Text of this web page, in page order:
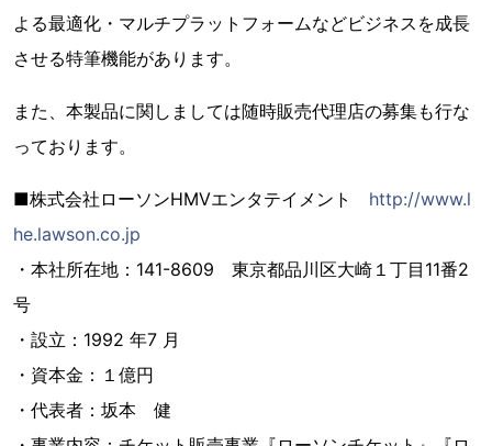
よる最適化・マルチプラットフォームなどビジネスを成長
させる特筆機能があります。
また、本製品に関しましては随時販売代理店の募集も行な
っております。
■株式会社ローソンHMVエンタテイメント http://www.l
he.lawson.co.jp
・本社所在地：141-8609 東京都品川区大崎１丁目11番2
号
・設立：1992 年7 月
・資本金：１億円
・代表者：坂本 健